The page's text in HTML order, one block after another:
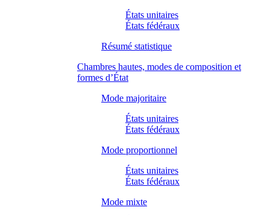
États unitaires
États fédéraux
Résumé statistique
Chambres hautes, modes de composition et
formes d’État
Mode majoritaire
États unitaires
États fédéraux
Mode proportionnel
États unitaires
États fédéraux
Mode mixte